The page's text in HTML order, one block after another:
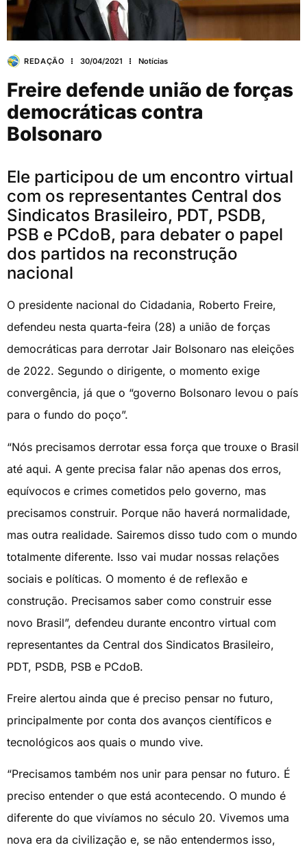
REDAÇÃO 30/04/2021 Notícias
Freire defende união de forças
democráticas contra
Bolsonaro
Ele participou de um encontro virtual
com os representantes Central dos
Sindicatos Brasileiro, PDT, PSDB,
PSB e PCdoB, para debater o papel
dos partidos na reconstrução
nacional
O presidente nacional do Cidadania, Roberto Freire,
defendeu nesta quarta-feira (28) a união de forças
democráticas para derrotar Jair Bolsonaro nas eleições
de 2022. Segundo o dirigente, o momento exige
convergência, já que o “governo Bolsonaro levou o país
para o fundo do poço”.
“Nós precisamos derrotar essa força que trouxe o Brasil
até aqui. A gente precisa falar não apenas dos erros,
equívocos e crimes cometidos pelo governo, mas
precisamos construir. Porque não haverá normalidade,
mas outra realidade. Sairemos disso tudo com o mundo
totalmente diferente. Isso vai mudar nossas relações
sociais e políticas. O momento é de reflexão e
construção. Precisamos saber como construir esse
novo Brasil”, defendeu durante encontro virtual com
representantes da Central dos Sindicatos Brasileiro,
PDT, PSDB, PSB e PCdoB.
Freire alertou ainda que é preciso pensar no futuro,
principalmente por conta dos avanços científicos e
tecnológicos aos quais o mundo vive.
“Precisamos também nos unir para pensar no futuro. É
preciso entender o que está acontecendo. O mundo é
diferente do que vivíamos no século 20. Vivemos uma
nova era da civilização e, se não entendermos isso,